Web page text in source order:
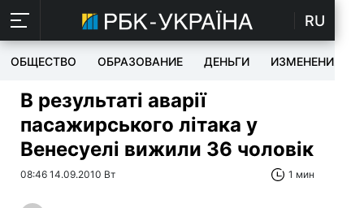
RU
ОБЩЕСТВО ОБРАЗОВАНИЕ ДЕНЬГИ ИЗМЕНЕНИЯ
В результаті аварії
пасажирського літака у
Венесуелі вижили 36 чоловік
08:46 14.09.2010 Вт 1 мин